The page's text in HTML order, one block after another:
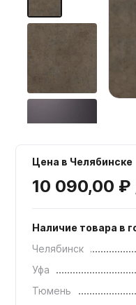
Цена в Челябинске
10 090,00 ₽
Наличие товара в
Челябинск
Уфа
Тюмень